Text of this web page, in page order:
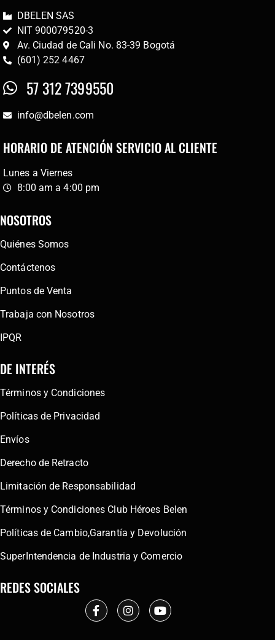
DBELEN SAS
NIT 900079520-3
Av. Ciudad de Cali No. 83-39 Bogotá
(601) 252 4467
57 312 7399550
info@dbelen.com
HORARIO DE ATENCIÓN SERVICIO AL CLIENTE
Lunes a Viernes
8:00 am a 4:00 pm
NOSOTROS
Quiénes Somos
Contáctenos
Puntos de Venta
Trabaja con Nosotros
IPQR
DE INTERÉS
Términos y Condiciones
Políticas de Privacidad
Envíos
Derecho de Retracto
Limitación de Responsabilidad
Términos y Condiciones Club Héroes Belen
Políticas de Cambio,Garantía y Devolución
SuperIntendencia de Industria y Comercio
REDES SOCIALES